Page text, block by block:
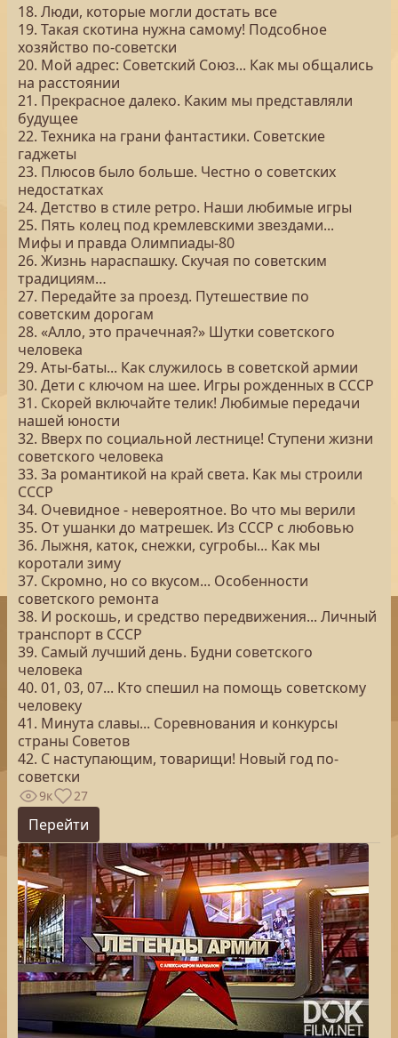
18. Люди, которые могли достать все
19. Такая скотина нужна самому! Подсобное
хозяйство по-советски
20. Мой адрес: Советский Союз... Как мы общались
на расстоянии
21. Прекрасное далеко. Каким мы представляли
будущее
22. Техника на грани фантастики. Советские
гаджеты
23. Плюсов было больше. Честно о советских
недостатках
24. Детство в стиле ретро. Наши любимые игры
25. Пять колец под кремлевскими звездами...
Мифы и правда Олимпиады-80
26. Жизнь нараспашку. Скучая по советским
традициям…
27. Передайте за проезд. Путешествие по
советским дорогам
28. «Алло, это прачечная?» Шутки советского
человека
29. Аты-баты... Как служилось в советской армии
30. Дети с ключом на шее. Игры рожденных в СССР
31. Скорей включайте телик! Любимые передачи
нашей юности
32. Вверх по социальной лестнице! Ступени жизни
советского человека
33. За романтикой на край света. Как мы строили
СССР
34. Очевидное - невероятное. Во что мы верили
35. От ушанки до матрешек. Из СССР с любовью
36. Лыжня, каток, снежки, сугробы... Как мы
коротали зиму
37. Скромно, но со вкусом... Особенности
советского ремонта
38. И роскошь, и средство передвижения... Личный
транспорт в СССР
39. Самый лучший день. Будни советского
человека
40. 01, 03, 07... Кто спешил на помощь советскому
человеку
41. Минута славы... Соревнования и конкурсы
страны Советов
42. С наступающим, товарищи! Новый год по-
советски
9к 27
Перейти